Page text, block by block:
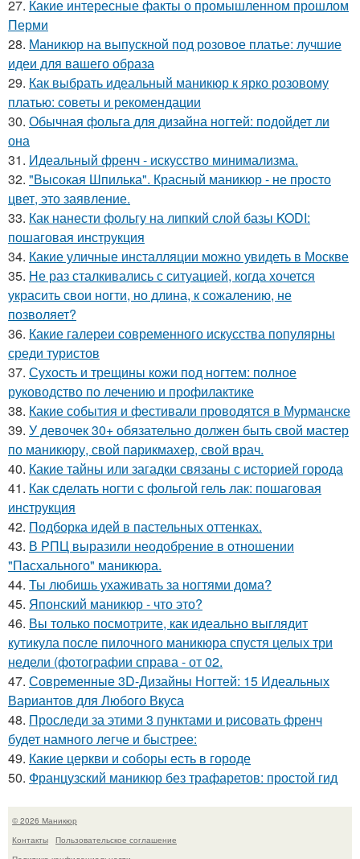
27. Какие интересные факты о промышленном прошлом
Перми
28. Маникюр на выпускной под розовое платье: лучшие
идеи для вашего образа
29. Как выбрать идеальный маникюр к ярко розовому
платью: советы и рекомендации
30. Обычная фольга для дизайна ногтей: подойдет ли
она
31. Идеальный френч - искусство минимализма.
32. "Высокая Шпилька". Красный маникюр - не просто
цвет, это заявление.
33. Как нанести фольгу на липкий слой базы KODI:
пошаговая инструкция
34. Какие уличные инсталляции можно увидеть в Москве
35. Не раз сталкивались с ситуацией, когда хочется
украсить свои ногти, но длина, к сожалению, не
позволяет?
36. Какие галереи современного искусства популярны
среди туристов
37. Сухость и трещины кожи под ногтем: полное
руководство по лечению и профилактике
38. Какие события и фестивали проводятся в Мурманске
39. У девочек 30+ обязательно должен быть свой мастер
по маникюру, свой парикмахер, свой врач.
40. Какие тайны или загадки связаны с историей города
41. Как сделать ногти с фольгой гель лак: пошаговая
инструкция
42. Подборка идей в пастельных оттенках.
43. В РПЦ выразили неодобрение в отношении
"Пасхального" маникюра.
44. Ты любишь ухаживать за ногтями дома?
45. Японский маникюр - что это?
46. Вы только посмотрите, как идеально выглядит
кутикула после пилочного маникюра спустя целых три
недели (фотографии справа - от 02.
47. Современные 3D-Дизайны Ногтей: 15 Идеальных
Вариантов для Любого Вкуса
48. Проследи за этими 3 пунктами и рисовать френч
будет намного легче и быстрее:
49. Какие церкви и соборы есть в городе
50. Французский маникюр без трафаретов: простой гид
© 2026 Маникюр
Контакты
Пользовательское соглашение